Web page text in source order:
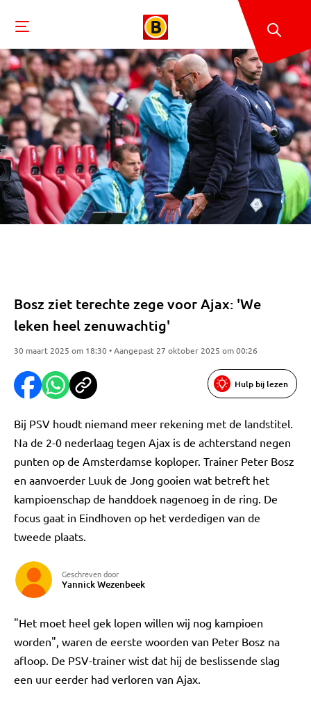
Bosz ziet terechte zege voor Ajax: 'We
leken heel zenuwachtig'
30 maart 2025 om 18:30 • Aangepast 27 oktober 2025 om 00:26
Hulp bij lezen
Bij PSV houdt niemand meer rekening met de landstitel.
Na de 2-0 nederlaag tegen Ajax is de achterstand negen
punten op de Amsterdamse koploper. Trainer Peter Bosz
en aanvoerder Luuk de Jong gooien wat betreft het
kampioenschap de handdoek nagenoeg in de ring. De
focus gaat in Eindhoven op het verdedigen van de
tweede plaats.
Geschreven door
Yannick Wezenbeek
"Het moet heel gek lopen willen wij nog kampioen
worden", waren de eerste woorden van Peter Bosz na
afloop. De PSV-trainer wist dat hij de beslissende slag
een uur eerder had verloren van Ajax.